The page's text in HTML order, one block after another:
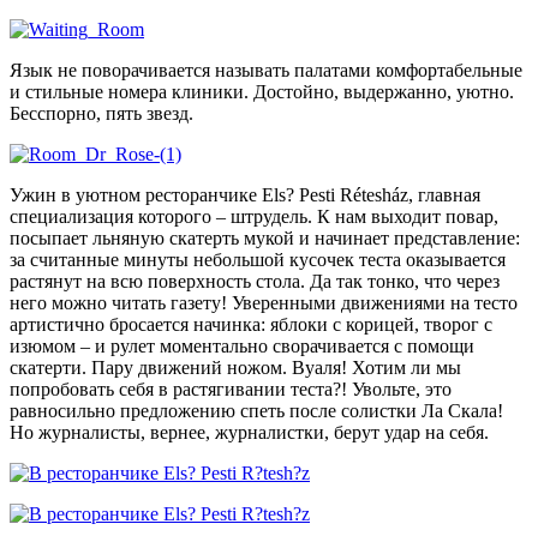
Язык не поворачивается называть палатами комфортабельные
и стильные номера клиники. Достойно, выдержанно, уютно.
Бесспорно, пять звезд.
Ужин в уютном ресторанчике Els? Pesti Rétesház, главная
специализация которого – штрудель. К нам выходит повар,
посыпает льняную скатерть мукой и начинает представление:
за считанные минуты небольшой кусочек теста оказывается
растянут на всю поверхность стола. Да так тонко, что через
него можно читать газету! Уверенными движениями на тесто
артистично бросается начинка: яблоки с корицей, творог с
изюмом – и рулет моментально сворачивается с помощи
скатерти. Пару движений ножом. Вуаля! Хотим ли мы
попробовать себя в растягивании теста?! Увольте, это
равносильно предложению спеть после солистки Ла Скала!
Но журналисты, вернее, журналистки, берут удар на себя.